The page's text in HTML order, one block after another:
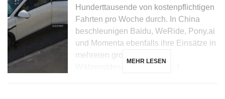
Hunderttausende von kostenpflichtigen
Fahrten pro Woche durch. In China
beschleunigen Baidu, WeRide, Pony.ai
und Momenta ebenfalls ihre Einsätze in
mehreren großen Städten.
MEHR LESEN